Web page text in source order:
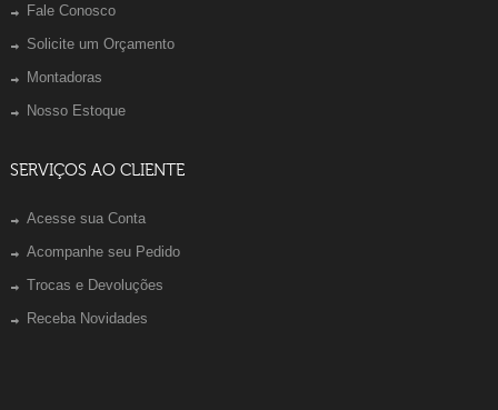
Fale Conosco
Solicite um Orçamento
Montadoras
Nosso Estoque
SERVIÇOS AO CLIENTE
Acesse sua Conta
Acompanhe seu Pedido
Trocas e Devoluções
Receba Novidades